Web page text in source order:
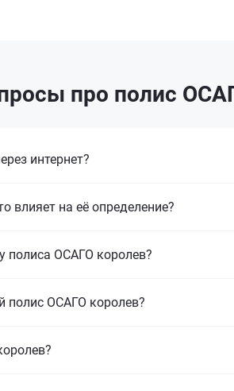
про полис
интернет?
влияет на её определение?
полиса ОСАГО королев?
полис ОСАГО королев?